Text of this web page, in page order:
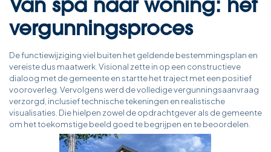
Van spa naar woning: het
vergunningsproces
De functiewijziging viel buiten het geldende bestemmingsplan en
vereiste dus maatwerk. Visional zette in op een constructieve
dialoog met de gemeente en startte het traject met een positief
vooroverleg. Vervolgens werd de volledige vergunningsaanvraag
verzorgd, inclusief technische tekeningen en realistische
visualisaties. Die hielpen zowel de opdrachtgever als de gemeente
om het toekomstige beeld goed te begrijpen en te beoordelen.